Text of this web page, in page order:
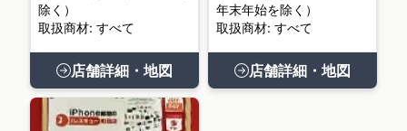
除く）
取扱商材: すべて
店舗詳細・地図
年末年始を除く）
取扱商材: すべて
店舗詳細・地図